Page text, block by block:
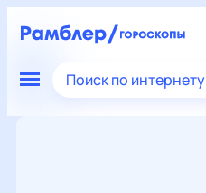
Поиск по интернету